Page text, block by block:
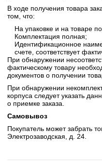
В ходе получения товара
том, что:
На упаковке и на товаре
Комплектация полная;
Идентификационное
счете, соответствует
При обнаружении
фактическому товару
документов о получении
При обнаружении
корпуса следует указать
о приемке заказа.
Самовывоз
Покупатель может забрать
Электрозаводская, д. 24.